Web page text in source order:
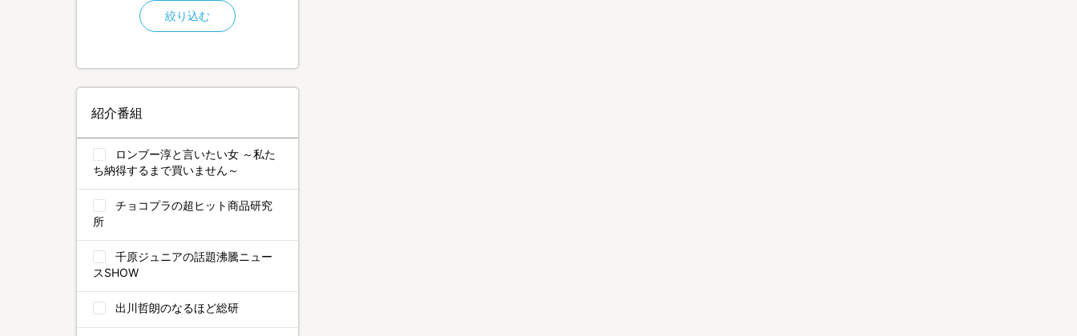
絞り込む
紹介番組
ロンブー淳と言いたい女 ～私た
ち納得するまで買いません～
チョコプラの超ヒット商品研究
所
千原ジュニアの話題沸騰ニュー
スSHOW
出川哲朗のなるほど総研